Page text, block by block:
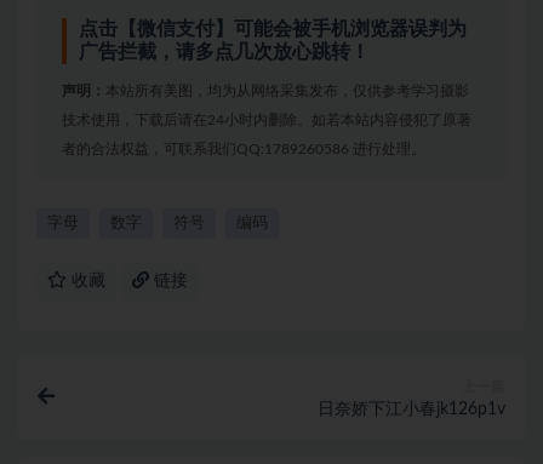
点击【微信支付】可能会被手机浏览器误判为
广告拦截，请多点几次放心跳转！
声明： 本站所有美图，均为从网络采集发布，仅供参考学习摄影
技术使用，下载后请在24小时内删除。如若本站内容侵犯了原著
者的合法权益，可联系我们QQ:1789260586 进行处理。
字母 数字 符号 编码
收藏 链接
日奈娇下江小春jk126p1v